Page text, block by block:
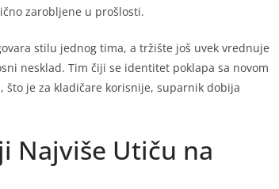
zarobljene u prošlosti.
stilu jednog tima, a tržište još uvek vrednuje
nesklad. Tim čiji se identitet poklapa sa novom
je za kladičare korisnije, suparnik dobija
Najviše Utiču na